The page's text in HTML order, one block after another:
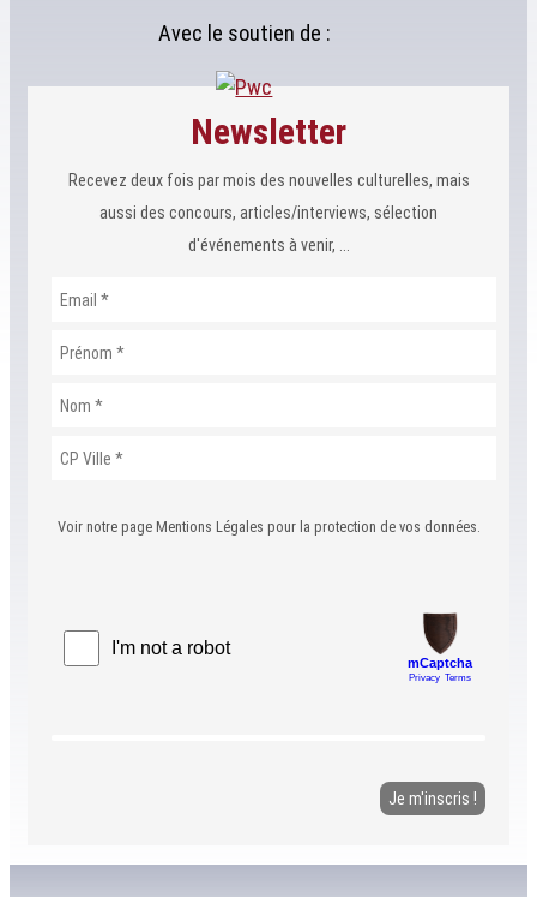
Avec le soutien de :
Newsletter
Recevez deux fois par mois des nouvelles culturelles, mais
aussi des concours, articles/interviews, sélection
d'événements à venir, ...
Voir notre page Mentions Légales pour la protection de vos données.